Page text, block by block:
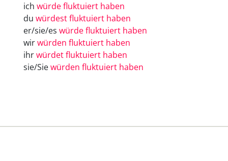
ich würde fluktuiert haben
du würdest fluktuiert haben
er/sie/es würde fluktuiert haben
wirwürden fluktuiert haben
ihrwürdet fluktuiert haben
sie/Siewürden fluktuiert haben